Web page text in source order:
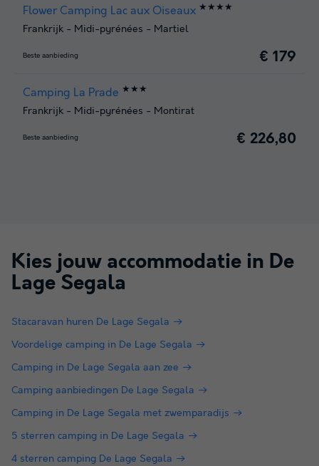
Flower Camping Lac aux Oiseaux ★★★★
Frankrijk - Midi-pyrénées - Martiel
Beste aanbieding € 179
Camping La Prade ★★★
Frankrijk - Midi-pyrénées - Montirat
Beste aanbieding € 226,80
Kies jouw accommodatie in De
Lage Segala
Stacaravan huren De Lage Segala
Voordelige camping in De Lage Segala
Camping in De Lage Segala aan zee
Camping aanbiedingen De Lage Segala
Camping in De Lage Segala met zwemparadijs
5 sterren camping in De Lage Segala
4 sterren camping De Lage Segala